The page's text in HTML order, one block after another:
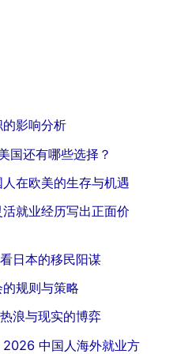
影响分析
国还有哪些选择？
在欧美的生存与机遇
就业经历写出正面价
日本的移民阳谋
规则与策略
浪与现实的博弈
中国人海外就业方